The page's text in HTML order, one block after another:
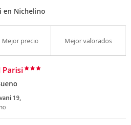
en Nichelino
Mejor precio Mejor valorados
Parisi
19,